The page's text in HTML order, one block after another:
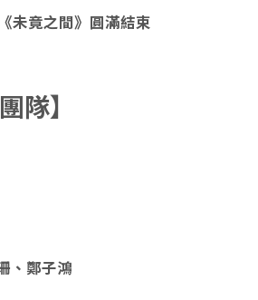
未竟之間》圓滿結束
隊】
、鄭子鴻